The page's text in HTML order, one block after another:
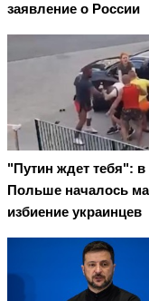
заявление о России
"Путин ждет тебя": в
Польше началось
избиение украинцев